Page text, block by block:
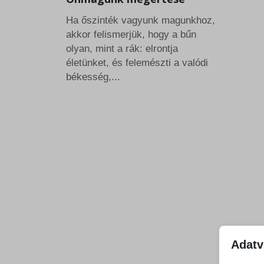
Ha őszinték vagyunk magunkhoz,
akkor felismerjük, hogy a bűn
olyan, mint a rák: elrontja
életünket, és felemészti a valódi
békesség,...